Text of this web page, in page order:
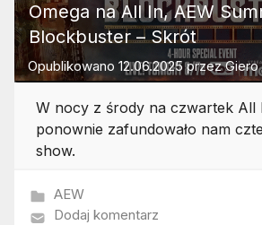
Omega na All In, AEW
Blockbuster – Skrót
Opublikowano 12.06.2025przezGiero
W nocy z środy na czwartek All
ponownie zafundowało nam
show.
AEW
Dodaj komentarz